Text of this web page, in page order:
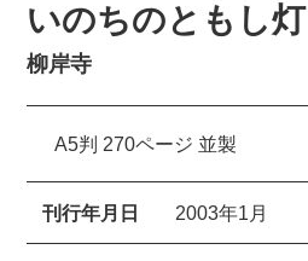
いのちのともし灯
柳岸寺
A5判 270ページ 並製
刊行年月日 2003年1月